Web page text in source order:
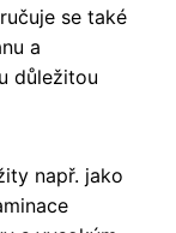
se také
a
důležitou
např. jako